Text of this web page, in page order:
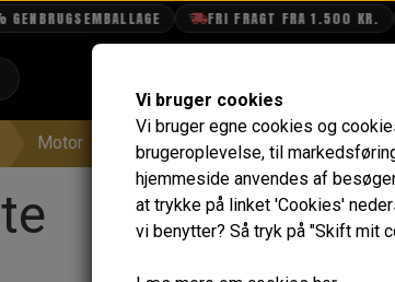
FRI FRAGT FRA 1.500 KR.
Motor Tuning & Opgraderinger
Vi bruger cookies
Vi bruger egne cookies og
brugeroplevelse, til
hjemmeside anvendes af
at trykke på linket 'Cookies'
vi benytter? Så tryk på "Skift mit